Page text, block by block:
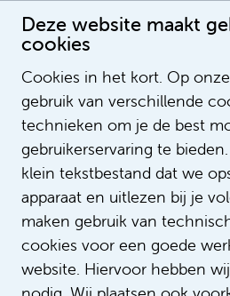
Deze website maakt
cookies
Cookies in het kort. Op
gebruik van verschillende
technieken om je de best
gebruikerservaring te
klein tekstbestand dat we
apparaat en uitlezen bij je
maken gebruik van
cookies voor een goede
website. Hiervoor hebben
Gabry van Beek
Projectleider ATS